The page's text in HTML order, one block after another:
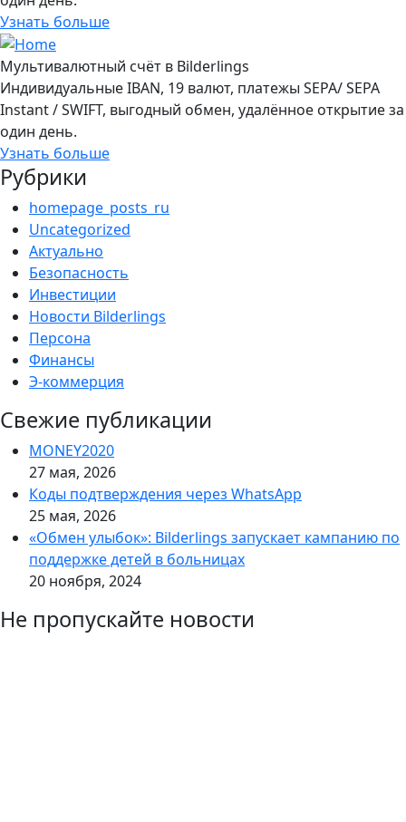
Узнать больше
Мультивалютный счёт в Bilderlings
Индивидуальные IBAN, 19 валют, платежы SEPA/ SEPA
Instant / SWIFT, выгодный обмен, удалённое открытие за
один день.
Узнать больше
Рубрики
homepage_posts_ru
Uncategorized
Актуально
Безопасность
Инвестиции
Новости Bilderlings
Персона
Финансы
Э-коммерция
Свежие публикации
MONEY2020
27 мая, 2026
Коды подтверждения через WhatsApp
25 мая, 2026
«Обмен улыбок»: Bilderlings запускает кампанию по
поддержке детей в больницах
20 ноября, 2024
Не пропускайте новости